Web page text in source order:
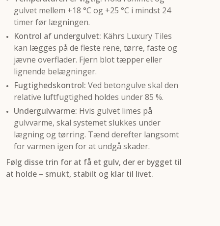
gulvet mellem +18 °C og +25 °C i mindst 24
timer før lægningen.
Kontrol af undergulvet: Kährs Luxury Tiles
kan lægges på de fleste rene, tørre, faste og
jævne overflader. Fjern blot tæpper eller
lignende belægninger.
Fugtighedskontrol: Ved betongulve skal den
relative luftfugtighed holdes under 85 %.
Undergulvvarme: Hvis gulvet limes på
gulvvarme, skal systemet slukkes under
lægning og tørring. Tænd derefter langsomt
for varmen igen for at undgå skader.
Følg disse trin for at få et gulv, der er bygget til
at holde – smukt, stabilt og klar til livet.